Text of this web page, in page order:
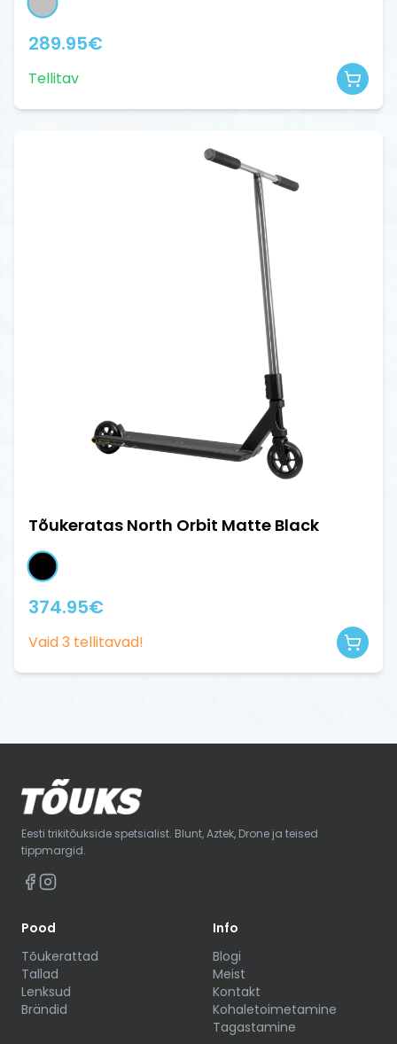
289.95€
Tellitav
Tõukeratas North Orbit Matte Black
374.95€
Vaid3 tellitavad!
Eesti trikitõukside spetsialist. Blunt, Aztek, Drone ja teised
tippmargid.
Pood
Tõukerattad
Tallad
Lenksud
Brändid
Info
Blogi
Meist
Kontakt
Kohaletoimetamine
Tagastamine